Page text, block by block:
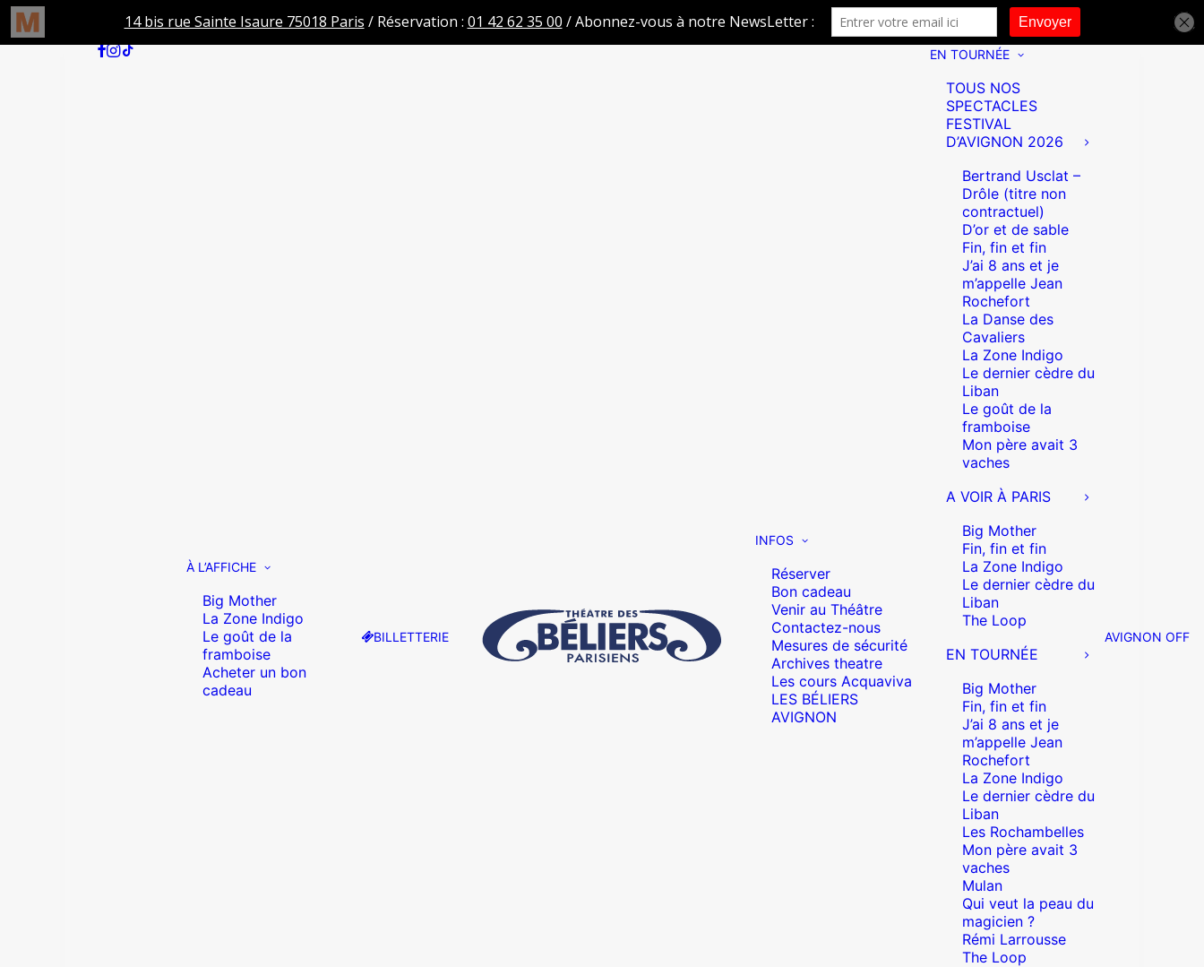
À L’AFFICHE
Big Mother
La Zone Indigo
Le goût de la
framboise
Acheter un bon
cadeau
BILLETTERIE
INFOS
Réserver
Bon cadeau
Venir au Théâtre
Contactez-nous
Mesures de sécurité
Archives theatre
Les cours Acquaviva
LES BÉLIERS
AVIGNON
EN TOURNÉE
TOUS NOS
SPECTACLES
FESTIVAL
D’AVIGNON 2026
Bertrand Usclat –
Drôle (titre non
contractuel)
D’or et de sable
Fin, fin et fin
J’ai 8 ans et je
m’appelle Jean
Rochefort
La Danse des
Cavaliers
La Zone Indigo
Le dernier cèdre du
Liban
Le goût de la
framboise
Mon père avait 3
vaches
A VOIR À PARIS
Big Mother
Fin, fin et fin
La Zone Indigo
Le dernier cèdre du
Liban
The Loop
EN TOURNÉE
Big Mother
Fin, fin et fin
J’ai 8 ans et je
m’appelle Jean
Rochefort
La Zone Indigo
Le dernier cèdre du
Liban
Les Rochambelles
Mon père avait 3
vaches
Mulan
Qui veut la peau du
magicien ?
Rémi Larrousse
The Loop
AVIGNON OFF